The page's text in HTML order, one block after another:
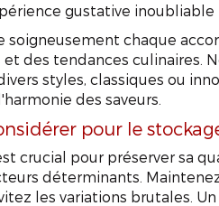
gustative inoubliable
soigneusement chaque
des tendances culinaires.
styles, classiques ou
des saveurs.
pour le
crucial pour préserver sa
déterminants.
les variations brutales.